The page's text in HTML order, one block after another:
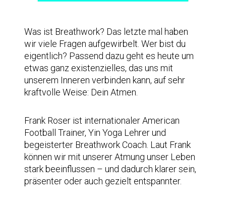
Was ist Breathwork? Das letzte mal haben
wir viele Fragen aufgewirbelt. Wer bist du
eigentlich? Passend dazu geht es heute um
etwas ganz existenzielles, das uns mit
unserem Inneren verbinden kann, auf sehr
kraftvolle Weise: Dein Atmen.
Frank Roser ist internationaler American
Football Trainer, Yin Yoga Lehrer und
begeisterter Breathwork Coach. Laut Frank
können wir mit unserer Atmung unser Leben
stark beeinflussen – und dadurch klarer sein,
präsenter oder auch gezielt entspannter.